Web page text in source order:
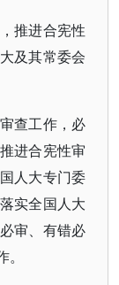
推进合宪性
及其常委会
查工作，必
进合宪性审
人大专门委
实全国人大
审、有错必